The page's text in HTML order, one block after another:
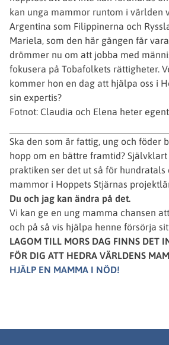
kan unga mammor runtom i världen
Argentina som Filippinerna och
Mariela, som den här gången får
drömmer nu om att jobba med
fokusera på Tobafolkets rättigheter.
kommer hon en dag att hjälpa oss i
sin expertis?
Fotnot: Claudia och Elena heter
Ska den som är fattig, ung och föder
hopp om en bättre framtid?
praktiken ser det ut så för hundratals
mammor i Hoppets Stjärnas
Du och jag kan ändra på det.
Vi kan ge en ung mamma chansen
och på så vis hjälpa henne försörja
LAGOM TILL MORS DAG FINNS DET
FÖR DIG ATT HEDRA VÄRLDENS
HJÄLP EN MAMMA I NÖD!